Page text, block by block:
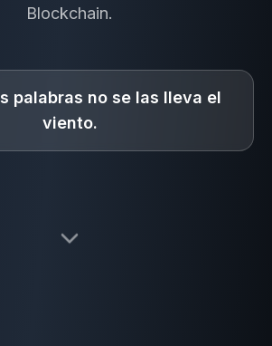
Blockchain.
palabras no se las lleva el
viento.